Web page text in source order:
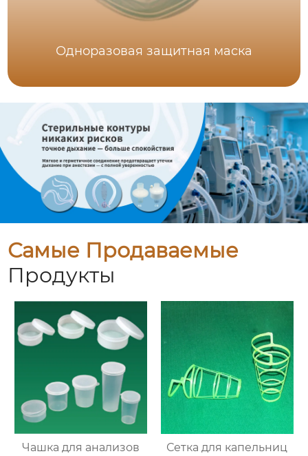
Одноразовая защитная маска
Самые Продаваемые
Продукты
Чашка для анализов Сетка для капельниц